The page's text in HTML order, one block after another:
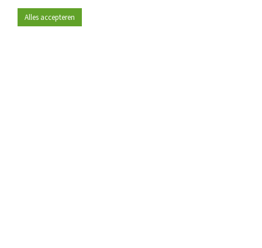
Alles accepteren